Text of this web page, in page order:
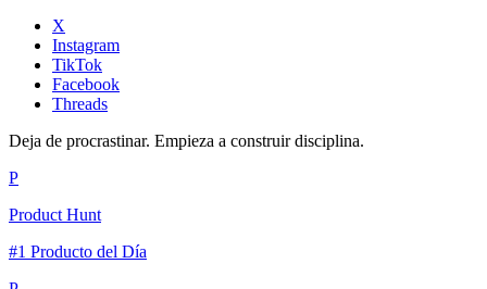
X
Instagram
TikTok
Facebook
Threads
Deja de procrastinar. Empieza a construir disciplina.
P
Product Hunt
#1 Producto del Día